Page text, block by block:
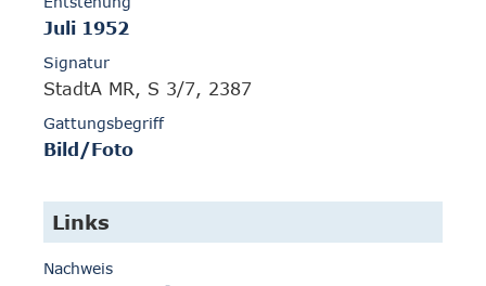
Juli 1952
Signatur
StadtA MR, S 3/7, 2387
Gattungsbegriff
Bild/Foto
Links
Nachweis